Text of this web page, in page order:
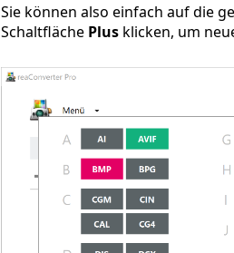
Sie können also einfach auf die
Schaltfläche Plusklicken, um